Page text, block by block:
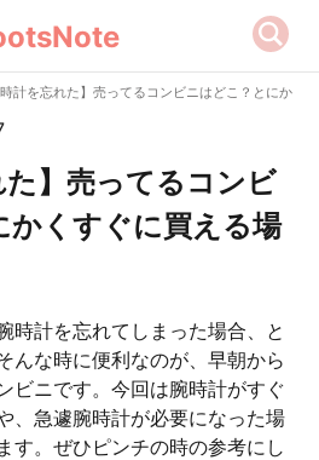
時計を忘れた】売ってるコンビニはどこ？とにかく
た】売ってるコンビ
かくすぐに買える場
時計を忘れてしまった場合、と
んな時に便利なのが、早朝から
ビニです。今回は腕時計がすぐ
、急遽腕時計が必要になった場
す。ぜひピンチの時の参考にし